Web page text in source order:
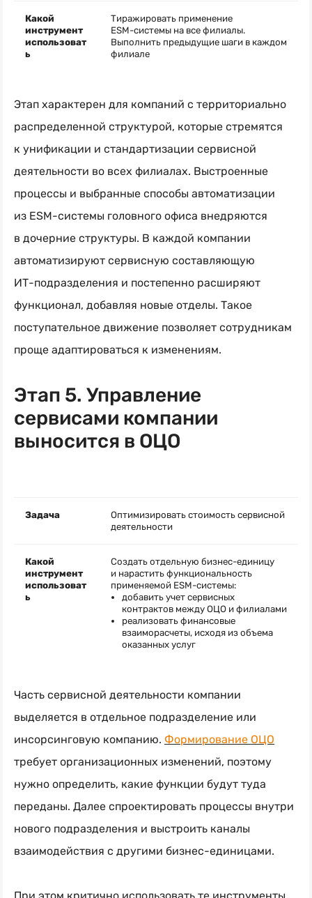
Какой
инструмент
использоват
ь
Тиражировать применение
ESM-системы на все филиалы.
Выполнить предыдущие шаги в каждом
филиале
Этап характерен для компаний с территориально
распределенной структурой, которые стремятся
к унификации и стандартизации сервисной
деятельности во всех филиалах. Выстроенные
процессы и выбранные способы автоматизации
из ESM-системы головного офиса внедряются
в дочерние структуры. В каждой компании
автоматизируют сервисную составляющую
ИТ-подразделения и постепенно расширяют
функционал, добавляя новые отделы. Такое
поступательное движение позволяет сотрудникам
проще адаптироваться к изменениям.
Этап 5. Управление
сервисами компании
выносится в ОЦО
Задача
Оптимизировать стоимость сервисной
деятельности
Какой
инструмент
использоват
ь
Создать отдельную бизнес-единицу
и нарастить функциональность
применяемой ESM-системы:
добавить учет сервисных
контрактов между ОЦО и филиалами
реализовать финансовые
взаиморасчеты, исходя из объема
оказанных услуг
Часть сервисной деятельности компании
выделяется в отдельное подразделение или
инсорсинговую компанию. Формирование ОЦО
требует организационных изменений, поэтому
нужно определить, какие функции будут туда
переданы. Далее спроектировать процессы внутри
нового подразделения и выстроить каналы
взаимодействия с другими бизнес-единицами.